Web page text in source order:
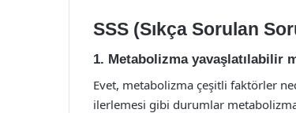
SSS (Sıkça Sorulan
1. Metabolizma yavaşlatılabilir
Evet, metabolizma çeşitli faktörler
ilerlemesi gibi durumlar